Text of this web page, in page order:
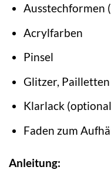
Ausstechformen
Acrylfarben
Pinsel
Glitzer, Pailletten
Klarlack
Faden zum
Anleitung: